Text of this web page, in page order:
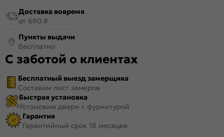
Доставка вовремя
от 690 ₽
Пункты выдачи
бесплатно
С заботой о клиентах
Бесплатный выезд замерщика
Составим лист замеров
Быстрая установка
Установим двери с фурнитурой
Гарантия
Гарантийный срок 18 месяцев